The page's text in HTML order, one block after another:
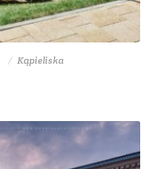
Kąpieliska